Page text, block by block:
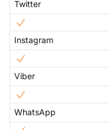
Twitter
Instagram
Viber
WhatsApp